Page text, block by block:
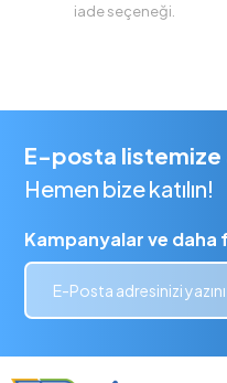
iade seçeneği.
E-posta listemize
Hemen bize katılın!
Kampanyalar ve daha